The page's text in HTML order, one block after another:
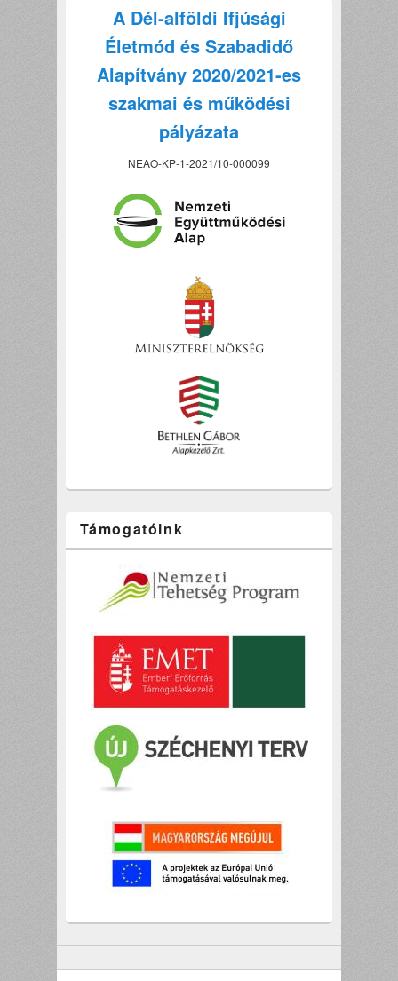
A Dél-alföldi Ifjúsági
Életmód és Szabadidő
Alapítvány 2020/2021-es
szakmai és működési
pályázata
NEAO-KP-1-2021/10-000099
Támogatóink